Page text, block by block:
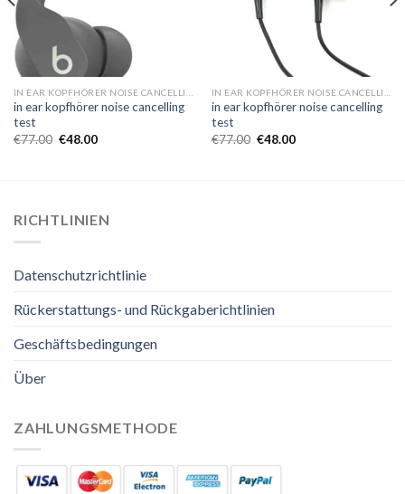
in ear kopfhörer noise cancelling
test
€77.00 €48.00
in ear kopfhörer noise cancelling
test
€77.00 €48.00
RICHTLINIEN
Datenschutzrichtlinie
Rückerstattungs- und Rückgaberichtlinien
Geschäftsbedingungen
Über
ZAHLUNGSMETHODE